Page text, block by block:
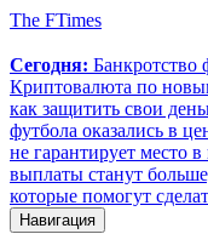
The FTimes
Сегодня: Банкротство
Криптовалюта по
как защитить свои
футбола оказались в
не гарантирует место
выплаты станут
которые помогут
Навигация